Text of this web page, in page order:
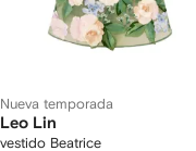
Nueva temporada
Leo Lin
vestido Beatrice